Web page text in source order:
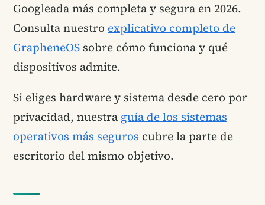
Googleada más completa y segura en 2026.
Consulta nuestro explicativo completo de
GrapheneOS sobre cómo funciona y qué
dispositivos admite.
Si eliges hardware y sistema desde cero por
privacidad, nuestra guía de los sistemas
operativos más seguros cubre la parte de
escritorio del mismo objetivo.